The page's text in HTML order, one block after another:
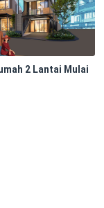
2 Lantai Mulai